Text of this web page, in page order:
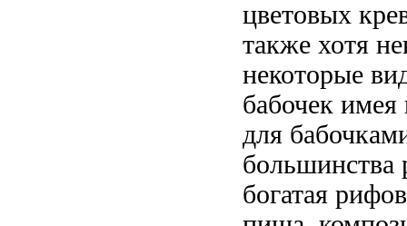
цветовых
также хотя
некоторые
бабочек имея
для
большинства
богатая